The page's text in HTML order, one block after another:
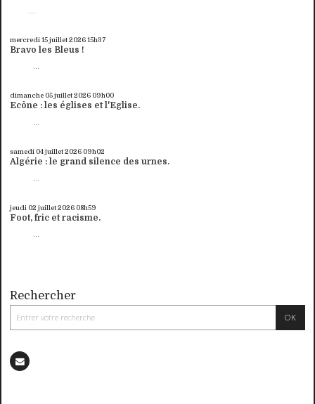
mercredi 15juillet 202615h37
Bravo les Bleus !
...
dimanche 05juillet 2026 09h00
Ecône : les églises et l'Eglise.
samedi 04juillet 2026 09h02
Algérie : le grand silence des urnes.
...
jeudi 02 juillet 2026 08h59
Foot, fric et racisme.
Rechercher